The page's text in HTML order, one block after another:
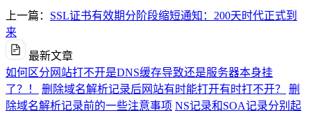
上一篇： SSL证书有效期分阶段缩短通知：200天时代正式到
来
最新文章
如何区分网站打不开是DNS缓存导致还是服务器本身挂
了？！
删除域名解析记录后网站有时能打开有时打不开？
删
除域名解析记录前的一些注意事项 NS记录和SOA记录分别起